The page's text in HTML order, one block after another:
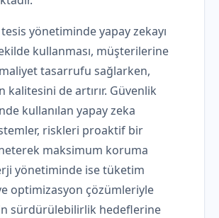
yönetiminde yapay zekayı
kullanması, müşterilerine
tasarrufu sağlarken,
kalitesini de artırır. Güvenlik
kullanılan yapay zeka
riskleri proaktif bir
maksimum koruma
yönetiminde ise tüketim
optimizasyon çözümleriyle
sürdürülebilirlik hedeflerine